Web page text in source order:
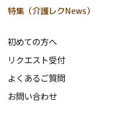
特集（介護レクNews）
初めての方へ
リクエスト受付
よくあるご質問
お問い合わせ